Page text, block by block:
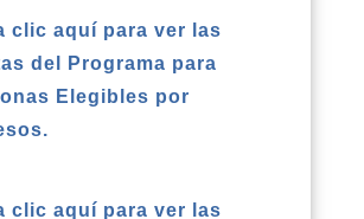
clic aquí para ver las
del Programa para
Elegibles por
clic aquí para ver las